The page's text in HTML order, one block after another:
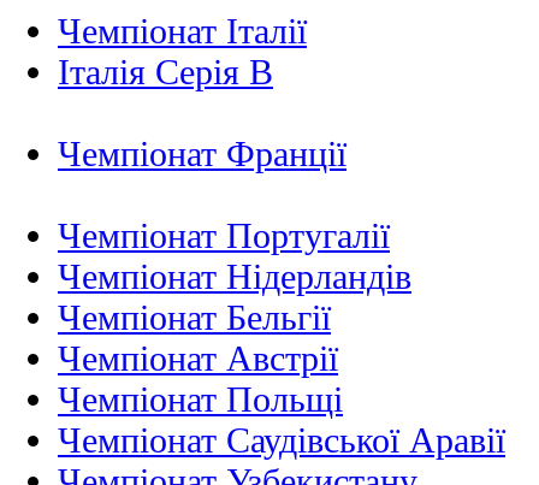
Чемпіонат Італії
Італія Серія B
Чемпіонат Франції
Чемпіонат Португалії
Чемпіонат Нідерландiв
Чемпіонат Бельгії
Чемпіонат Австрії
Чемпіонат Польщі
Чемпіонат Саудівської Аравії